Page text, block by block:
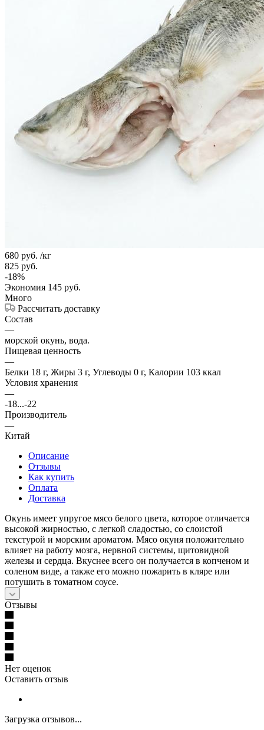
680 руб. /кг
825 руб.
-18%
Экономия 145 руб.
Много
Рассчитать доставку
Состав
—
морской окунь, вода.
Пищевая ценность
—
Белки 18 г, Жиры 3 г, Углеводы 0 г, Калории 103 ккал
Условия хранения
—
-18...-22
Производитель
—
Китай
Описание
Отзывы
Как купить
Оплата
Доставка
Окунь имеет упругое мясо белого цвета, которое отличается
высокой жирностью, с легкой сладостью, со слоистой
текстурой и морским ароматом. Мясо окуня положительно
влияет на работу мозга, нервной системы, щитовидной
железы и сердца. Вкуснее всего он получается в копченом и
соленом виде, а также его можно пожарить в кляре или
потушить в томатном соусе.
Отзывы
Нет оценок
Оставить отзыв
Загрузка отзывов...